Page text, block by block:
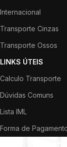
Internacional
Transporte Cinzas
Transporte Ossos
LINKS ÚTEIS
Calculo Transporte
Dúvidas Comuns
Lista IML
Forma de